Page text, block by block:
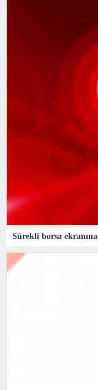
Sürekli borsa